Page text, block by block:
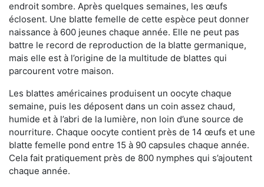
endroit sombre. Après quelques semaines, les œufs
éclosent. Une blatte femelle de cette espèce peut donner
naissance à 600 jeunes chaque année. Elle ne peut pas
battre le record de reproduction de la blatte germanique,
mais elle est à l’origine de la multitude de blattes qui
parcourent votre maison.
Les blattes américaines produisent un oocyte chaque
semaine, puis les déposent dans un coin assez chaud,
humide et à l’abri de la lumière, non loin d’une source de
nourriture. Chaque oocyte contient près de 14 œufs et une
blatte femelle pond entre 15 à 90 capsules chaque année.
Cela fait pratiquement près de 800 nymphes qui s’ajoutent
chaque année.